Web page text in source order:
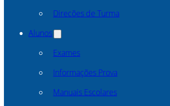
Direcões de Turma
Alunos
Exames
Informações Prova
Manuais Escolares